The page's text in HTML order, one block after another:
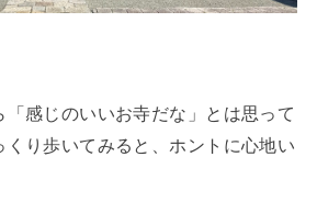
感じのいいお寺だな」とは思って
くり歩いてみると、ホントに心地い